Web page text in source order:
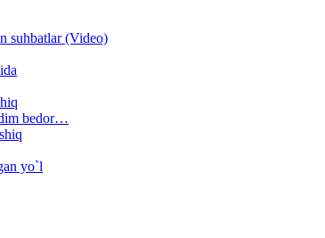
suhbatlar (Video)
bedor…
yo`l